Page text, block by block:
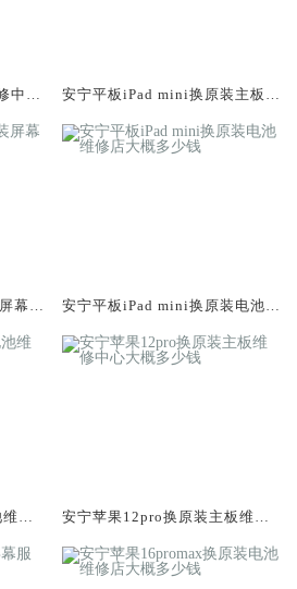
中心
安宁平板iPad mini换原装主板维
幕服
安宁平板iPad mini换原装电池维
修
安宁苹果12pro换原装主板维修